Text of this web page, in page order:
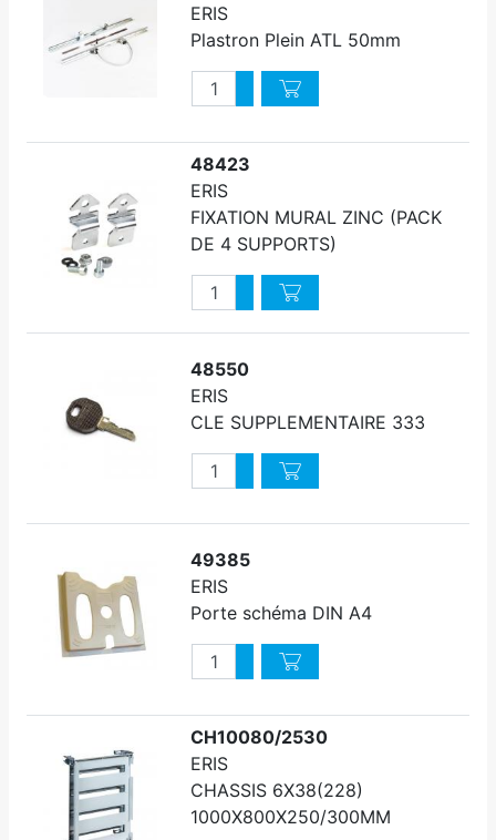
ERIS
Plastron Plein ATL 50mm
QuantitéAugmenter quantité
Diminuer quantité
48423
ERIS
FIXATION MURAL ZINC (PACK
DE 4 SUPPORTS)
QuantitéAugmenter quantité
Diminuer quantité
48550
ERIS
CLE SUPPLEMENTAIRE 333
QuantitéAugmenter quantité
Diminuer quantité
49385
ERIS
Porte schéma DIN A4
QuantitéAugmenter quantité
Diminuer quantité
CH10080/2530
ERIS
CHASSIS 6X38(228)
1000X800X250/300MM